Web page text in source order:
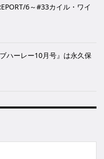
6～#33カイル・ワイ
ハーレー10月号』は永久保